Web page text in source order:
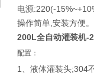
电源:220(-
操作简单,安装方便。
200L全自动灌装机-
配置：
1、液体灌装头;304